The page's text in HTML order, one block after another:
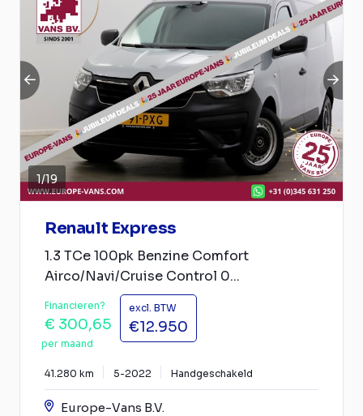
1/19
Renault Express
1.3 TCe 100pk Benzine Comfort
Airco/Navi/Cruise Control 0...
Financieren?
€ 300,65
per maand
excl. BTW
€12.950
41.280 km 5-2022 Handgeschakeld
Europe-Vans B.V.